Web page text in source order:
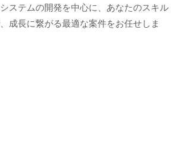
ステムの開発を中心に、あなたのスキル
成長に繋がる最適な案件をお任せしま